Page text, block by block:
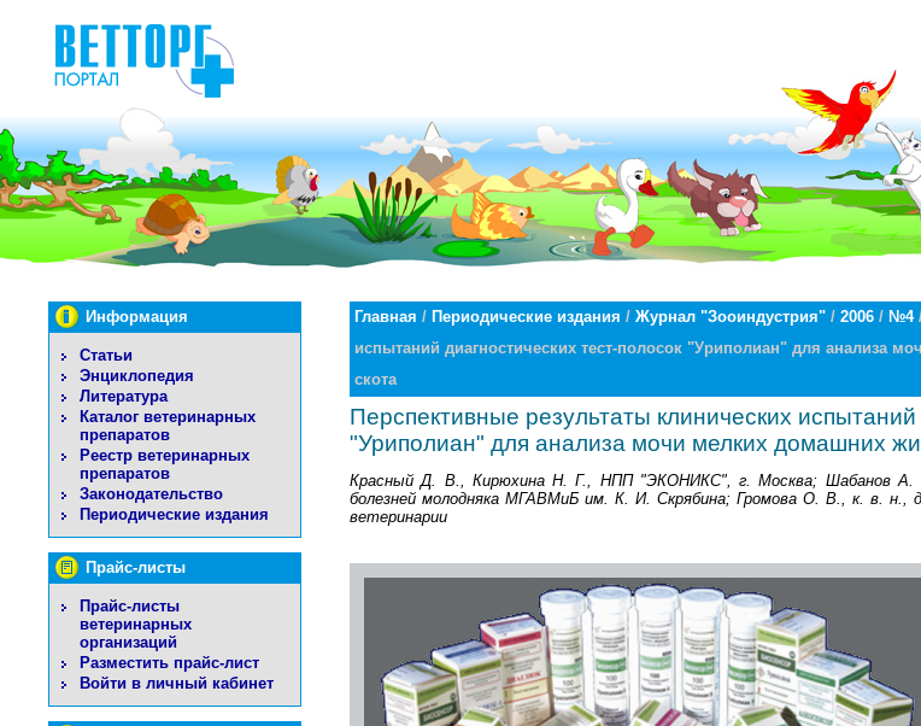
Информация
Статьи
Энциклопедия
Литература
Каталог ветеринарных
препаратов
Реестр ветеринарных
препаратов
Законодательство
Периодические издания
Прайс-листы
Прайс-листы
ветеринарных
организаций
Разместить прайс-лист
Войти в личный кабинет
Главная / Периодические издания / Журнал "Зооиндустрия" / 2006 / №4/
испытаний диагностических тест-полосок "Уриполиан" для анализа
скота
Перспективные результаты клинических испытаний
"Уриполиан" для анализа мочи мелких домашних
Красный Д. В., Кирюхина Н. Г., НПП "ЭКОНИКС", г. Москва; Шабанов А.
болезней молодняка МГАВМиБ им. К. И. Скрябина; Громова О. В., к. в. н.,
ветеринарии